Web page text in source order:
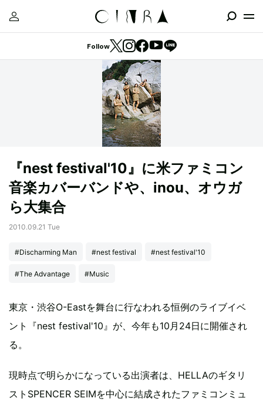
Follow
『nest festival'10』に米ファミコン
音楽カバーバンドや、inou、オウガ
ら大集合
2010.09.21 Tue
#Discharming Man #nest festival #nest festival'10
#The Advantage #Music
東京・渋谷O-Eastを舞台に行なわれる恒例のライブイベ
ント『nest festival'10』が、今年も10月24日に開催され
る。
現時点で明らかになっている出演者は、HELLAのギタリ
ストSPENCER SEIMを中心に結成されたファミコンミュ